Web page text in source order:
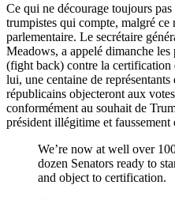
Ce qui ne décourage toujours
trumpistes qui compte, malgré
parlementaire. Le secrétaire
Meadows, a appelé dimanche les
(fight back) contre la certification
lui, une centaine de
républicains objecteront aux
conformément au souhait de
président illégitime et faussement
We’re now at well over
dozen Senators ready to
and object to certification.